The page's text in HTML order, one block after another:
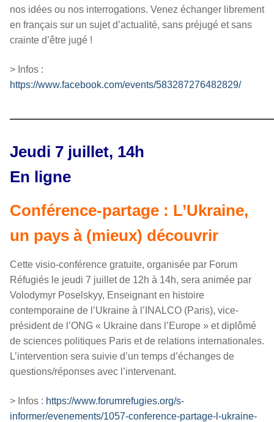
nos idées ou nos interrogations. Venez échanger librement
en français sur un sujet d’actualité, sans préjugé et sans
crainte d’être jugé !
> Infos :
https://www.facebook.com/events/583287276482829/
Jeudi 7 juillet, 14h
En ligne
Conférence-partage : L’Ukraine,
un pays à (mieux) découvrir
Cette visio-conférence gratuite, organisée par Forum
Réfugiés le jeudi 7 juillet de 12h à 14h, sera animée par
Volodymyr Poselskyy, Enseignant en histoire
contemporaine de l’Ukraine à l’INALCO (Paris), vice-
président de l’ONG « Ukraine dans l’Europe » et diplômé
de sciences politiques Paris et de relations internationales.
L’intervention sera suivie d’un temps d’échanges de
questions/réponses avec l’intervenant.
> Infos : https://www.forumrefugies.org/s-
informer/evenements/1057-conference-partage-l-ukraine-